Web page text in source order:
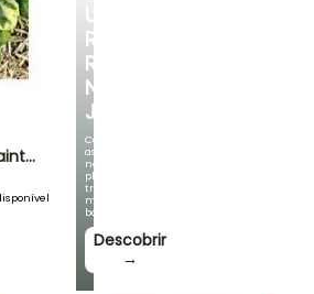
UM
RECANTO
REFRESCANTE
NO
JARDIM
Com
as
nossas
plantas
trepadeiras
mais
bonitas!
Descobrir
→